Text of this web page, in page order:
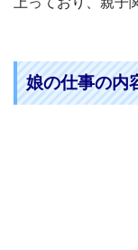
娘の仕事の内